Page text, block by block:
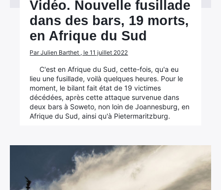
Vidéo. Nouvelle fusillade
dans des bars, 19 morts,
en Afrique du Sud
Par Julien Barthet , le 11 juillet 2022
C'est en Afrique du Sud, cette-fois, qu'a eu
lieu une fusillade, voilà quelques heures. Pour le
moment, le bilant fait état de 19 victimes
décédées, après cette attaque survenue dans
deux bars à Soweto, non loin de Joannesburg, en
Afrique du Sud, ainsi qu'à Pietermaritzburg.